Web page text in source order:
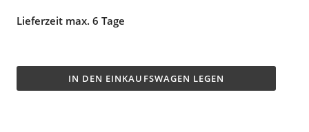
Lieferzeit max. 6 Tage
IN DEN EINKAUFSWAGEN LEGEN